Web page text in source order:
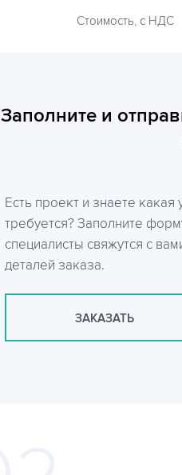
Стоимость, с НДС
Заполните и
Есть проект и знаете какая
требуется? Заполните
специалисты свяжутся с
деталей заказа.
ЗАКАЗАТЬ